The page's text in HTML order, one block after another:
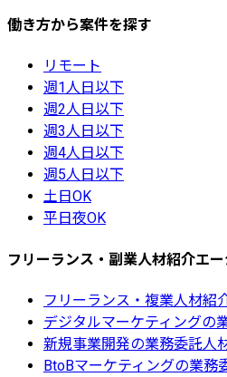
働き方から案件を探す
リモート
週1人日以下
週2人日以下
週3人日以下
週4人日以下
週5人日以下
土日OK
平日夜OK
フリーランス・副業人材紹介エ
フリーランス・複業人材紹
デジタルマーケティングの
新規事業開発の業務委託人
BtoBマーケティングの業務